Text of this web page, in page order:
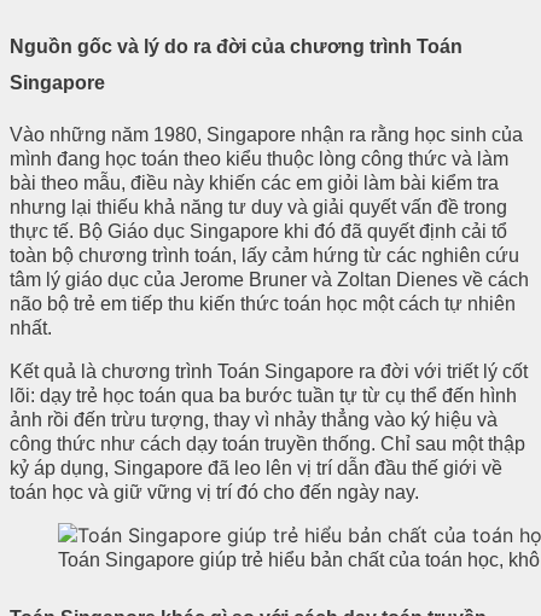
Nguồn gốc và lý do ra đời của chương trình Toán
Singapore
Vào những năm 1980, Singapore nhận ra rằng học sinh của
mình đang học toán theo kiểu thuộc lòng công thức và làm
bài theo mẫu, điều này khiến các em giỏi làm bài kiểm tra
nhưng lại thiếu khả năng tư duy và giải quyết vấn đề trong
thực tế. Bộ Giáo dục Singapore khi đó đã quyết định cải tổ
toàn bộ chương trình toán, lấy cảm hứng từ các nghiên cứu
tâm lý giáo dục của Jerome Bruner và Zoltan Dienes về cách
não bộ trẻ em tiếp thu kiến thức toán học một cách tự nhiên
nhất.
Kết quả là chương trình Toán Singapore ra đời với triết lý cốt
lõi: dạy trẻ học toán qua ba bước tuần tự từ cụ thể đến hình
ảnh rồi đến trừu tượng, thay vì nhảy thẳng vào ký hiệu và
công thức như cách dạy toán truyền thống. Chỉ sau một thập
kỷ áp dụng, Singapore đã leo lên vị trí dẫn đầu thế giới về
toán học và giữ vững vị trí đó cho đến ngày nay.
Toán Singapore giúp trẻ hiểu bản chất của toán học,